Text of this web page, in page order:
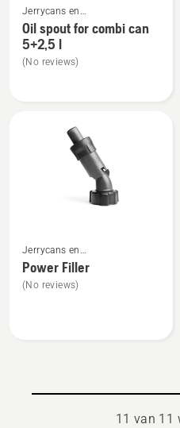
meer
details
over
Oil
Jerrycans en
vulbenodigdheden
Oil spout for combi can
5+2,5 l
(No reviews)
meer
details
over
Jerrycans en
vulbenodigdheden
Power Filler
(No reviews)
11 van 11